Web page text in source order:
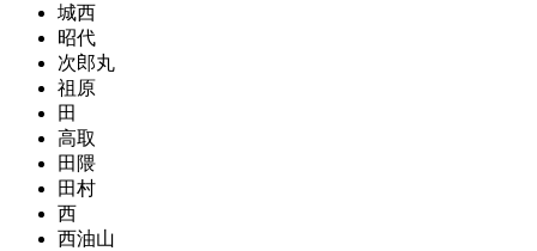
城西
昭代
次郎丸
祖原
田
高取
田隈
田村
西
西油山